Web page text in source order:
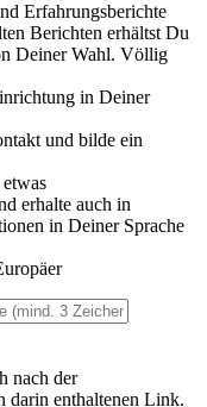
Erfahrungsberichte
Berichten erhältst Du
Deiner Wahl. Völlig
in Deiner
und bilde ein
erhalte auch in
in Deiner Sprache
nach der
darin enthaltenen Link.